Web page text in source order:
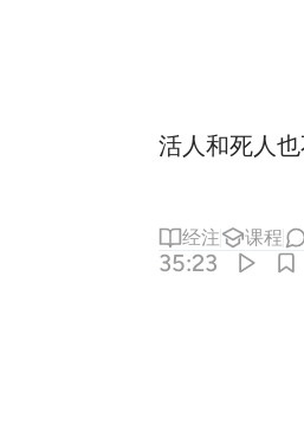
活人和死人
经注 课程
35:23